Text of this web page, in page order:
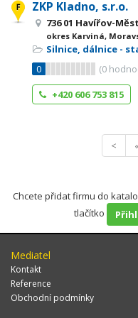
ZKP Kladno, s.r.o.
736 01 Havířov-
okres Karviná,
Silnice, dálnice -
0
(0
+420 606 753 815
< «
Chcete přidat firmu do
tlačítko
Mediatel
Kontakt
Reference
Obchodní podmínky